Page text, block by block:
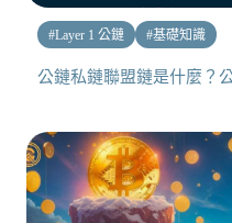
#Layer 1 公鏈 #基礎知識
公鏈私鏈聯盟鏈是什麼？